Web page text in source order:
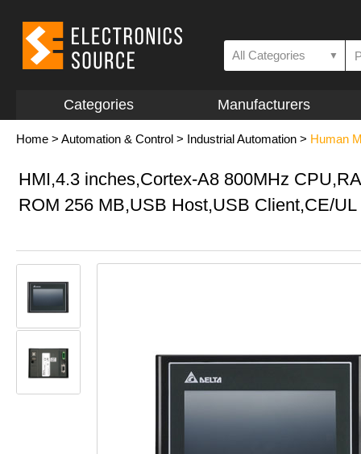
All Categories ▼
Categories Manufacturers
Home > Automation & Control > Industrial Automation > Human
HMI,4.3 inches,Cortex-A8 800MHz
ROM 256 MB,USB Host,USB Client,CE/UL